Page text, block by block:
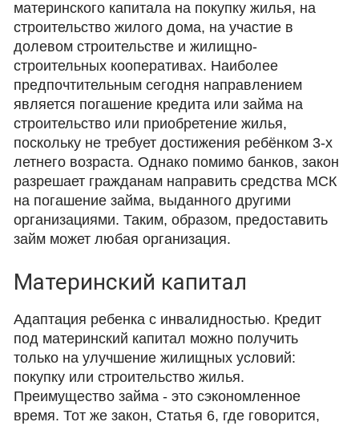
материнского капитала на покупку жилья, на
строительство жилого дома, на участие в
долевом строительстве и жилищно-
строительных кооперативах. Наиболее
предпочтительным сегодня направлением
является погашение кредита или займа на
строительство или приобретение жилья,
поскольку не требует достижения ребёнком 3-х
летнего возраста. Однако помимо банков, закон
разрешает гражданам направить средства МСК
на погашение займа, выданного другими
организациями. Таким, образом, предоставить
займ может любая организация.
Материнский капитал
Адаптация ребенка с инвалидностью. Кредит
под материнский капитал можно получить
только на улучшение жилищных условий:
покупку или строительство жилья.
Преимущество займа - это сэкономленное
время. Тот же закон, Статья 6, где говорится,